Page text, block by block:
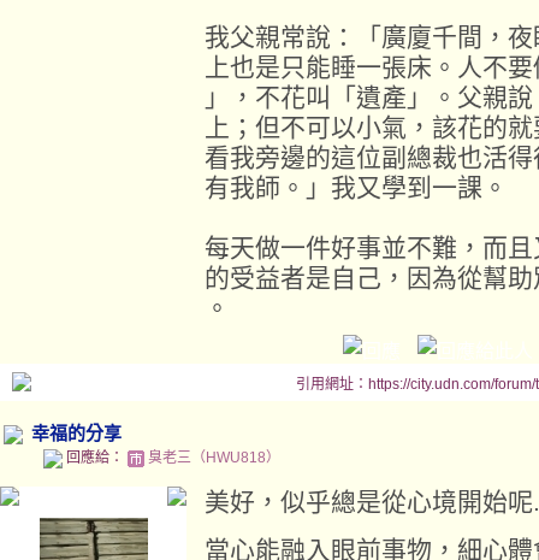
我父親常說：「廣廈千間，
上也是只能睡一張床。人不
」，不花叫「遺產」。父親
上；但不可以小氣，該花的
看我旁邊的這位副總裁也活
有我師。」我又學到一課。
每天做一件好事並不難，而
的受益者是自己，因為從幫
。
引用網址：https://city.udn.com/
幸福的分享
回應給： 臭老三（HWU818）
美好，似乎總是從心境開始呢
當心能融入眼前事物，細心體